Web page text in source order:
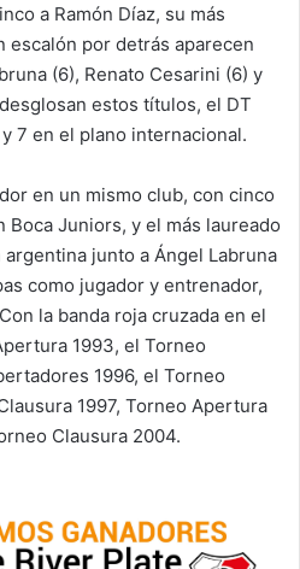
a Ramón Díaz, su más
escalón por detrás aparecen
(6), Renato Cesarini (6) y
estos títulos, el DT
7 en el plano internacional.
en un mismo club, con cinco
Boca Juniors, y el más laureado
junto a Ángel Labruna
como jugador y entrenador,
la banda roja cruzada en el
1993, el Torneo
1996, el Torneo
1997, Torneo Apertura
Clausura 2004.